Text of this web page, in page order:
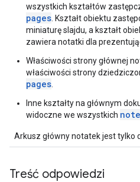
wszystkich kształtów
pages . Kształt obiektu
miniaturę slajdu, a kształt
zawiera notatki dla
Właściwości strony głównej
właściwości strony
pages
Inne kształty na głównym
widoczne we wszystkich
Arkusz główny notatek jest tylko
Treść odpowiedzi